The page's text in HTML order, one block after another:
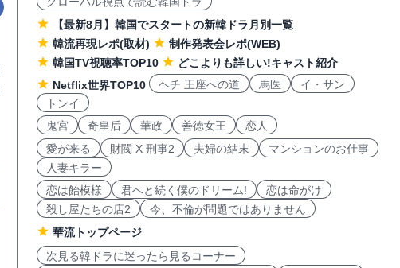
【最新8月】韓国でスタートの新韓ドラ月別一覧
韓流再現レポ(取材)
制作発表会レポ(WEB)
韓国TV視聴率TOP10
どこよりも詳しい!キャスト紹介
Netflix世界TOP10
ヘチ 王座への道 馬医
イ・サン
トンイ
鬼宮
奇皇后 華政 善徳女王
恋人
愛が来る
財閥 X 刑事2 夫婦の結末
マンションのお仕事
人妻キラー
恋は飴模様
君へと続く僕のドリーム!
恋は命がけ
殺し屋たちの店2
今、不倫が問題ではありません
華流トップページ
次見る韓ドラに迷ったら見るコーナー